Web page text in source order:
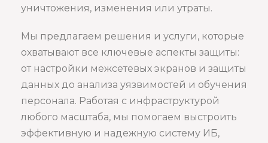
уничтожения, изменения или утраты.
Мы предлагаем решения и услуги, которые
охватывают все ключевые аспекты защиты:
от настройки межсетевых экранов и защиты
данных до анализа уязвимостей и обучения
персонала. Работая с инфраструктурой
любого масштаба, мы помогаем выстроить
эффективную и надежную систему ИБ,